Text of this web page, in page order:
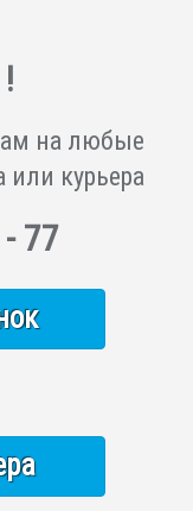
на любые
курьера
77